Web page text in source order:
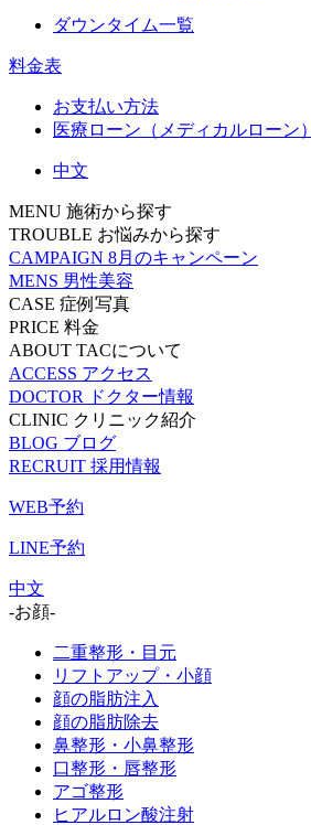
ダウンタイム一覧
料金表
お支払い方法
医療ローン（メディカルローン）
中文
MENU 施術から探す
TROUBLE お悩みから探す
CAMPAIGN 8月のキャンペーン
MENS 男性美容
CASE 症例写真
PRICE 料金
ABOUT TACについて
ACCESS アクセス
DOCTOR
ドクター情報
CLINIC クリニック紹介
BLOG ブログ
RECRUIT 採用情報
WEB予約
LINE予約
中文
-お顔-
二重整形・目元
リフトアップ・小顔
顔の脂肪注入
顔の脂肪除去
鼻整形・小鼻整形
口整形・唇整形
アゴ整形
ヒアルロン酸注射